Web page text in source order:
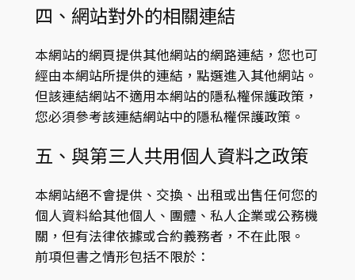
四、網站對外的相關連結
本網站的網頁提供其他網站的網路連結，您也可
經由本網站所提供的連結，點選進入其他網站。
但該連結網站不適用本網站的隱私權保護政策，
您必須參考該連結網站中的隱私權保護政策。
五、與第三人共用個人資料之政策
本網站絕不會提供、交換、出租或出售任何您的
個人資料給其他個人、團體、私人企業或公務機
關，但有法律依據或合約義務者，不在此限。
前項但書之情形包括不限於：